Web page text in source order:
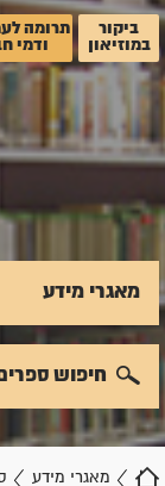
ביקור
במוזיאון
תרומה
ודמי
מאגרי מידע
מאגרי מידע
חיפוש ספרים